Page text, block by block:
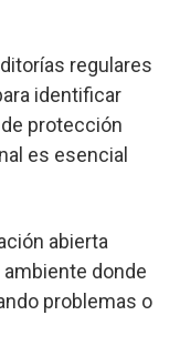
regulares
identificar
protección
es esencial
abierta
donde
problemas o